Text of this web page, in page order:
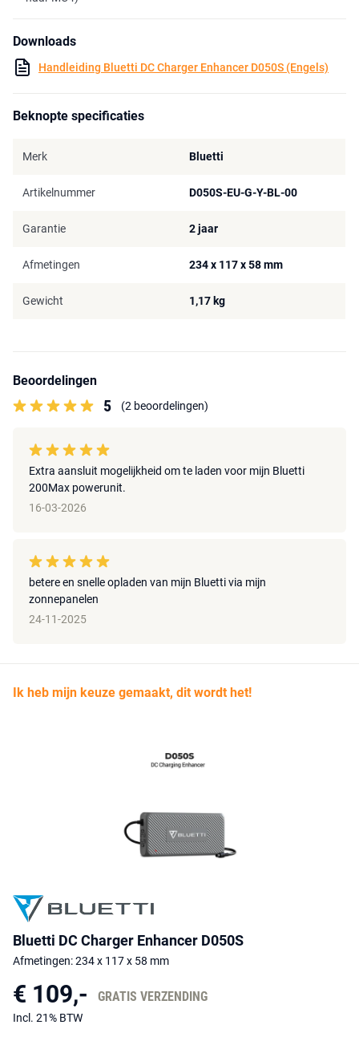
Downloads
Handleiding Bluetti DC Charger Enhancer D050S (Engels)
Beknopte specificaties
Merk Bluetti
Artikelnummer D050S-EU-G-Y-BL-00
Garantie 2 jaar
Afmetingen 234 x 117 x 58 mm
Gewicht 1,17 kg
Beoordelingen
5 (2 beoordelingen)
Extra aansluit mogelijkheid om te laden voor mijn Bluetti
200Max powerunit.
16-03-2026
betere en snelle opladen van mijn Bluetti via mijn
zonnepanelen
24-11-2025
Ik heb mijn keuze gemaakt, dit wordt het!
Bluetti DC Charger Enhancer D050S
Afmetingen: 234 x 117 x 58 mm
€ 109,- GRATIS VERZENDING
Incl. 21% BTW